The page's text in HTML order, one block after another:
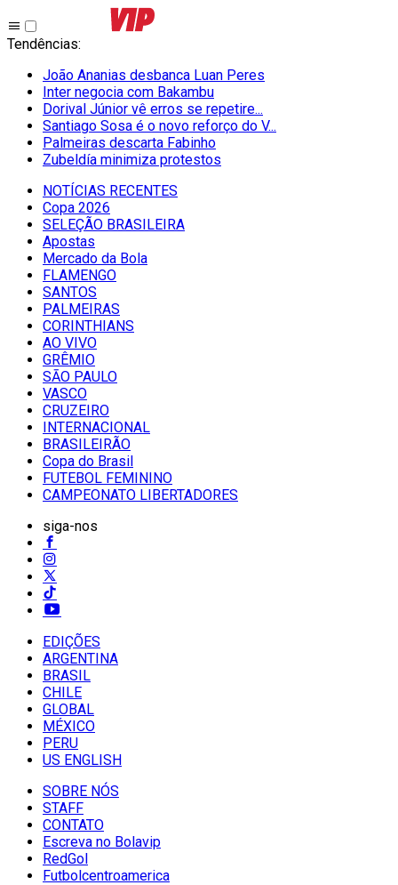
Tendências:
João Ananias desbanca Luan Peres
Inter negocia com Bakambu
Dorival Júnior vê erros se repetire...
Santiago Sosa é o novo reforço do V...
Palmeiras descarta Fabinho
Zubeldía minimiza protestos
NOTÍCIAS RECENTES
Copa 2026
SELEÇÃO BRASILEIRA
Apostas
Mercado da Bola
FLAMENGO
SANTOS
PALMEIRAS
CORINTHIANS
AO VIVO
GRÊMIO
SĀO PAULO
VASCO
CRUZEIRO
INTERNACIONAL
BRASILEIRÃO
Copa do Brasil
FUTEBOL FEMININO
CAMPEONATO LIBERTADORES
siga-nos
EDIÇÕES
ARGENTINA
BRASIL
CHILE
GLOBAL
MÉXICO
PERU
US ENGLISH
SOBRE NÓS
STAFF
CONTATO
Escreva no Bolavip
RedGol
Futbolcentroamerica